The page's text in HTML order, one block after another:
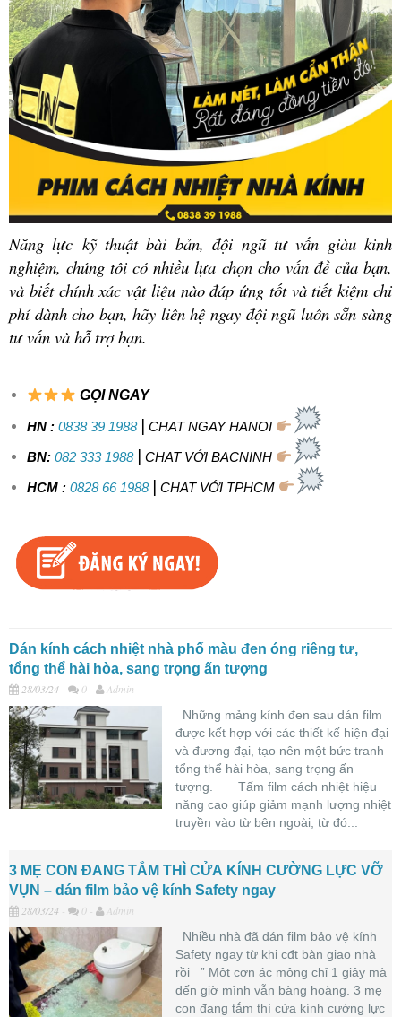
Năng lực kỹ thuật bài bản, đội ngũ tư vấn giàu kinh
nghiệm, chúng tôi có nhiều lựa chọn cho vấn đề của bạn,
và biết chính xác vật liệu nào đáp ứng tốt và tiết kiệm chi
phí dành cho bạn, hãy liên hệ ngay đội ngũ luôn sẵn sàng
tư vấn và hỗ trợ bạn.
GỌI NGAY
HN : 0838 39 1988 CHAT NGAY HANOI
BN: 082 333 1988 CHAT VỚI BACNINH
HCM : 0828 66 1988 | CHAT VỚI TPHCM
Dán kính cách nhiệt nhà phố màu đen óng riêng tư,
tổng thể hài hòa, sang trọng ấn tượng
28/03/24 - 0 -
Admin
Những mảng kính đen sau dán film
được kết hợp với các thiết kế hiện đại
và đương đại, tạo nên một bức tranh
tổng thể hài hòa, sang trọng ấn
tượng. Tấm film cách nhiệt hiệu
năng cao giúp giảm mạnh lượng nhiệt
truyền vào từ bên ngoài, từ đó...
3 MẸ CON ĐANG TẮM THÌ CỬA KÍNH CƯỜNG LỰC VỠ
VỤN – dán film bảo vệ kính Safety ngay
28/03/24 - 0 -
Admin
Nhiều nhà đã dán film bảo vệ kính
Safety ngay từ khi cđt bàn giao nhà
rồi ” Một cơn ác mộng chỉ 1 giây mà
đến giờ mình vẫn bàng hoàng. 3 mẹ
con đang tắm thì cửa kính cường lực